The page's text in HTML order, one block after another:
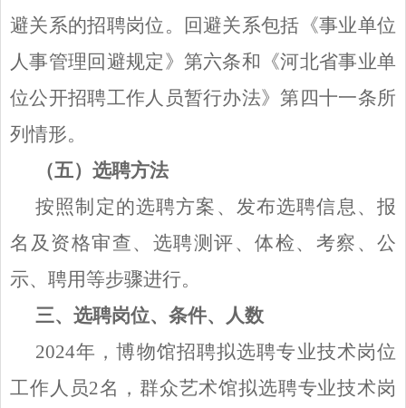
避关系的招聘岗位。回避关系包括《事业单位
人事管理回避规定》第六条和《河北省事业单
位公开招聘工作人员暂行办法》第四十一条所
列情形。
（五）选聘方法
按照制定的选聘方案、发布选聘信息、报
名及资格审查、选聘测评、体检、考察、公
示、聘用等步骤进行。
三、选聘岗位、条件、人数
2024年，博物馆招聘拟选聘专业技术岗位
工作人员2名，群众艺术馆拟选聘专业技术岗